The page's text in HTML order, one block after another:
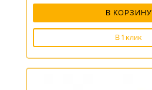
В КОРЗИНУ
В 1 клик